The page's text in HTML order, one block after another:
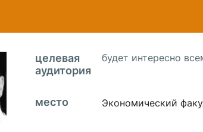
Информационные ресурсы
Электронные и цифровые базы
Контактыцелевая
аудитория
будет интересно
место Экономический